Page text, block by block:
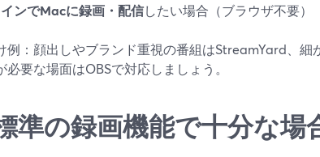
ンでMacに録画・配信したい場合（ブラウザ不要）
例：顔出しやブランド重視の番組はStreamYard、細
要な場面はOBSで対応しましょう。
準の録画機能で十分な場